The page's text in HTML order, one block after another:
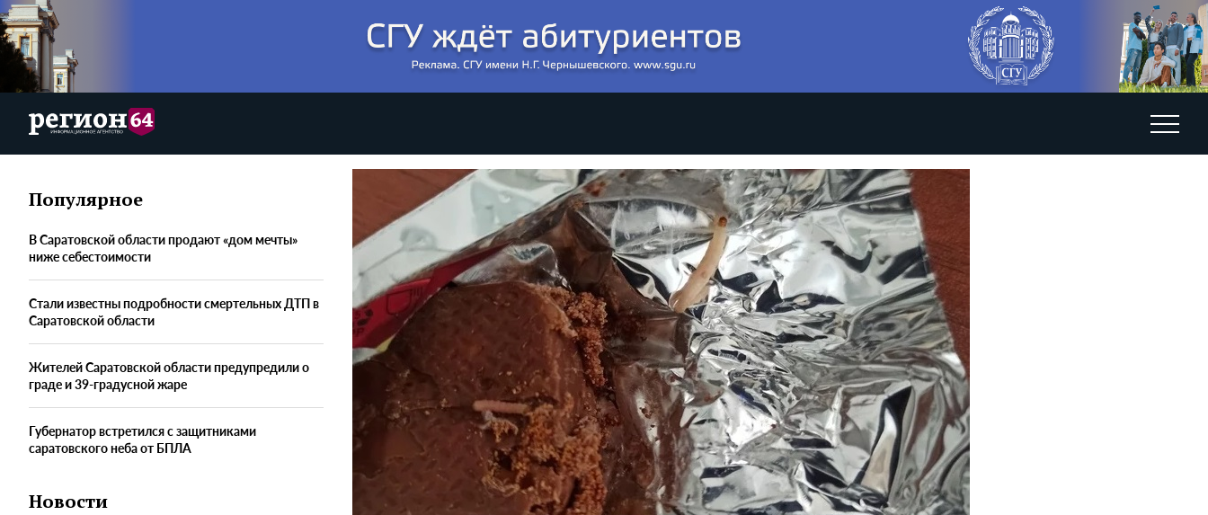
Популярное
В Саратовской области продают «дом мечты»
ниже себестоимости
Стали известны подробности смертельных ДТП в
Саратовской области
Жителей Саратовской области предупредили о
граде и 39-градусной жаре
Губернатор встретился с защитниками
саратовского неба от БПЛА
Новости